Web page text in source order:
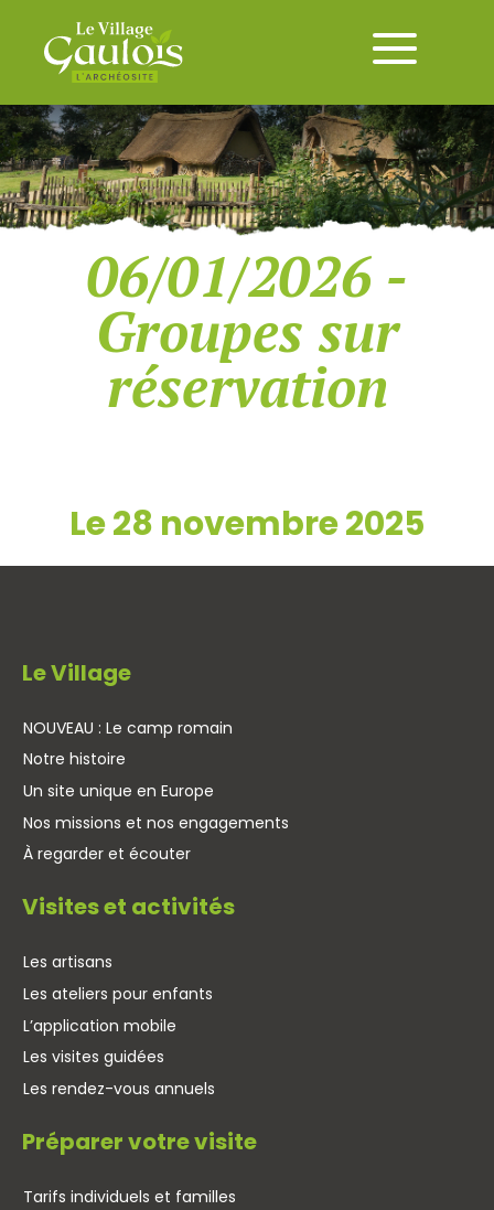
06/01/2026 -
Groupes sur
réservation
Le 28 novembre 2025
Le Village
NOUVEAU : Le camp romain
Notre histoire
Un site unique en Europe
Nos missions et nos engagements
À regarder et écouter
Visites et activités
Les artisans
Les ateliers pour enfants
L’application mobile
Les visites guidées
Les rendez-vous annuels
Préparer votre visite
Tarifs individuels et familles